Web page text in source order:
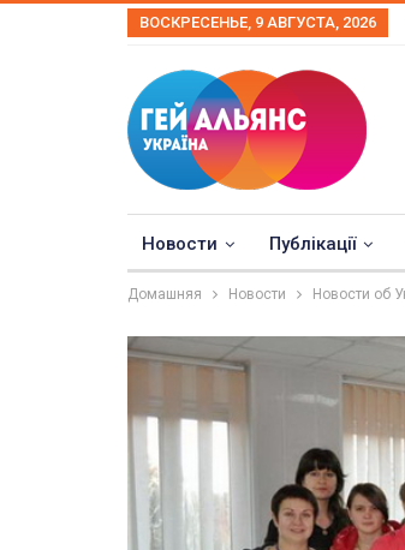
ВОСКРЕСЕНЬЕ, 9 АВГУСТА, 2026
Новости Публікації
Домашняя Новости Новости об